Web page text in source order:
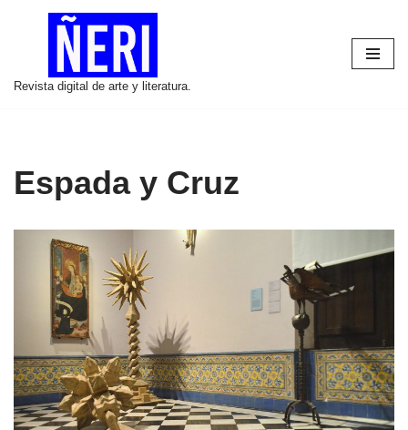
contenido
Revista digital de arte y literatura.
Espada y Cruz